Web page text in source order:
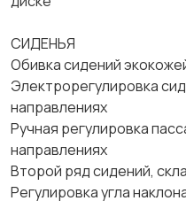
СИДЕНЬЯ
Обивка сидений
Электрорегулировка
направлениях
Ручная регулировка
направлениях
Второй ряд сидений,
Регулировка угла